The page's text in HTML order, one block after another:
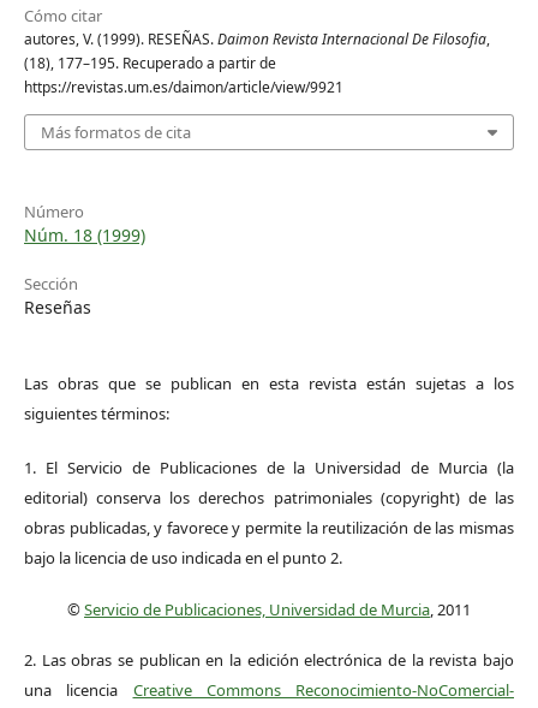
Cómo citar
autores, V. (1999). RESEÑAS.Daimon Revista Internacional De Filosofia,
(18), 177–195. Recuperado a partir de
https://revistas.um.es/daimon/article/view/9921
Más formatos de cita
Número
Núm. 18 (1999)
Sección
Reseñas
Las obras que se publican en esta revista están sujetas a los
siguientes términos:
1. El Servicio de Publicaciones de la Universidad de Murcia (la
editorial) conserva los derechos patrimoniales (copyright) de las
obras publicadas, y favorece y permite la reutilización de las mismas
bajo la licencia de uso indicada en el punto 2.
©Servicio de Publicaciones, Universidad de Murcia, 2011
2. Las obras se publican en la edición electrónica de la revista bajo
una licencia Creative Commons Reconocimiento-NoComercial-